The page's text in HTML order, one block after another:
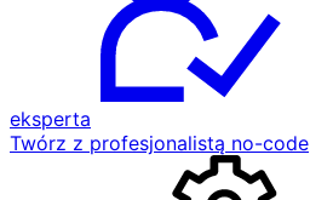
eksperta
Twórz z profesjonalistą no-code